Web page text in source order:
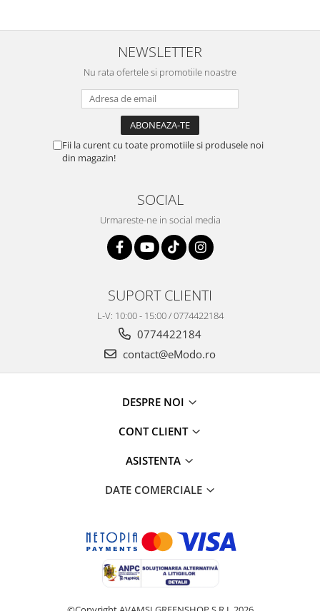
NEWSLETTER
Nu rata ofertele si promotiile noastre
Fii la curent cu toate promotiile si produsele noi
din magazin!
SOCIAL
Urmareste-ne in social media
SUPORT CLIENTI
L-V: 10:00 - 15:00 / 0774422184
0774422184
contact@eModo.ro
DESPRE NOI
CONT CLIENT
ASISTENTA
DATE COMERCIALE